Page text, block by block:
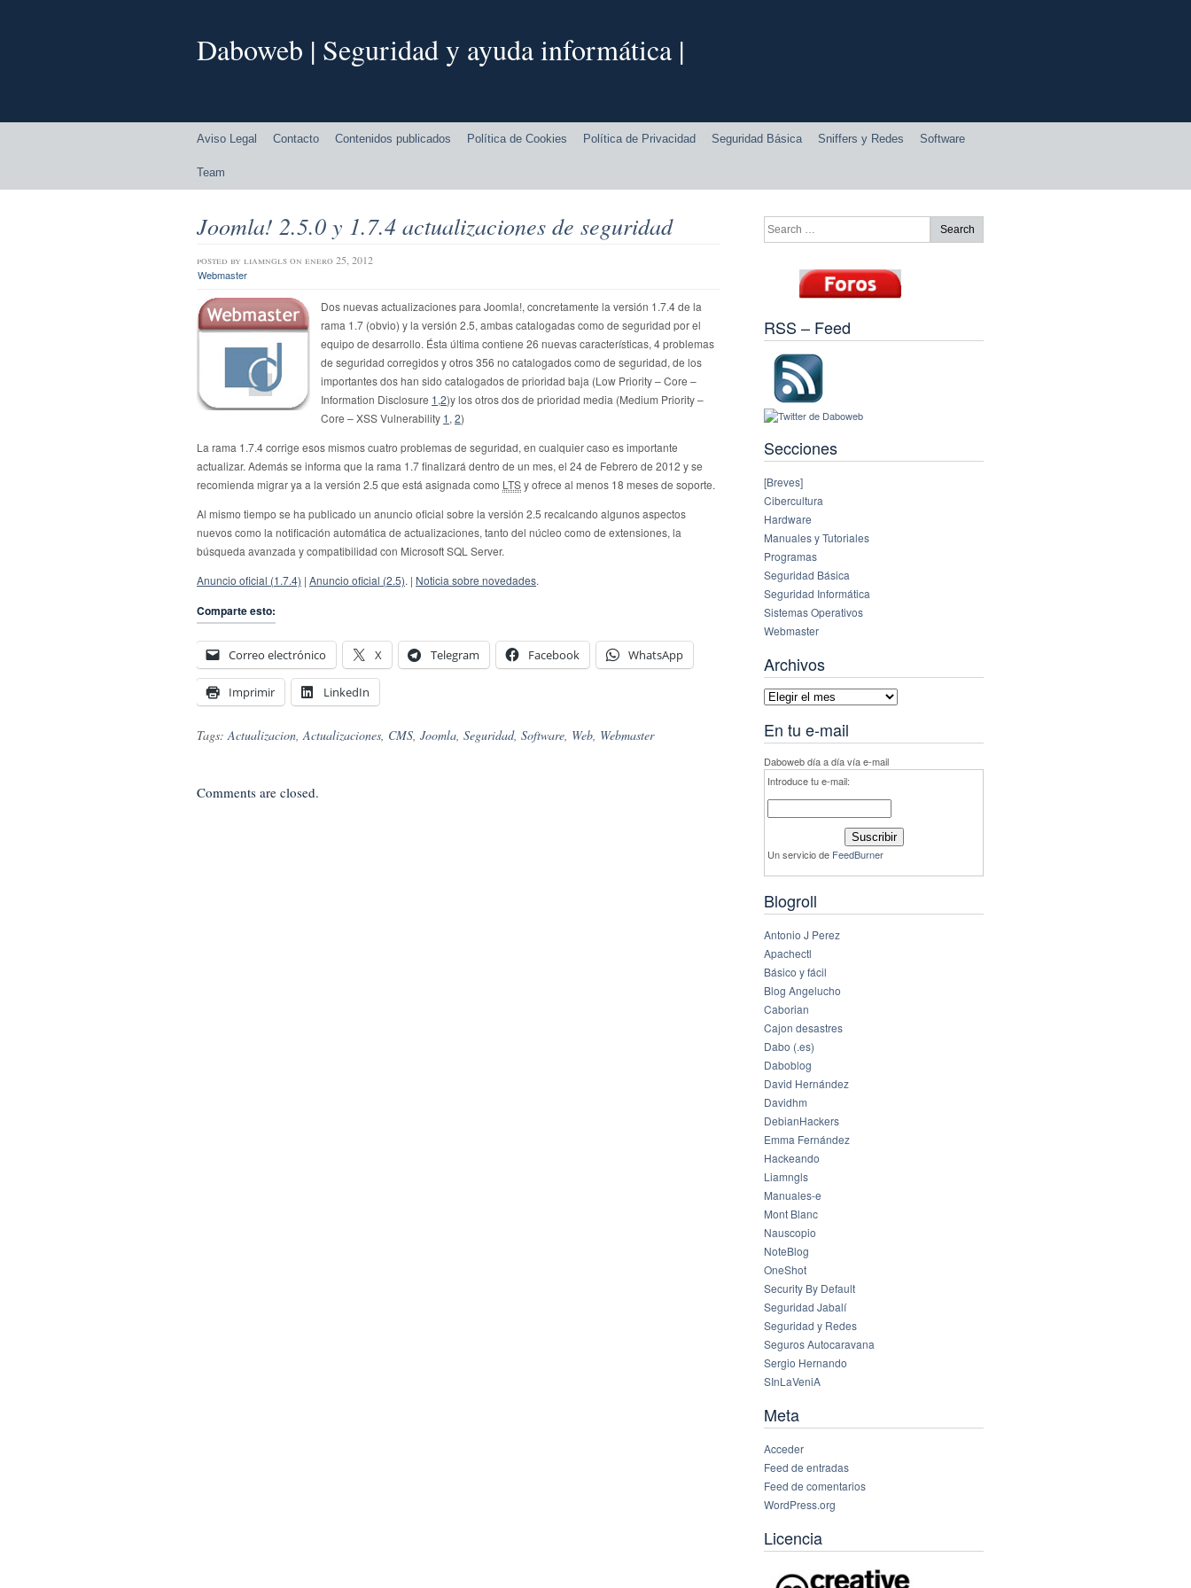
Daboweb | Seguridad y ayuda informática |
Aviso Legal Contacto Contenidos publicados Política de Cookies Política de Privacidad Seguridad Básica Sniffers y Redes Software
Team
Joomla! 2.5.0 y 1.7.4 actualizaciones de seguridad
posted by liamnglson enero 25, 2012
Webmaster
Dos nuevas actualizaciones para Joomla!, concretamente la versión 1.7.4 de la
rama 1.7 (obvio) y la versión 2.5, ambas catalogadas como de seguridad por el
equipo de desarrollo. Ésta última contiene 26 nuevas características, 4 problemas
de seguridad corregidos y otros 356 no catalogados como de seguridad, de los
importantes dos han sido catalogados de prioridad baja (Low Priority – Core –
Information Disclosure 1,2)y los otros dos de prioridad media (Medium Priority –
Core – XSS Vulnerability 1, 2)
La rama 1.7.4 corrige esos mismos cuatro problemas de seguridad, en cualquier caso es importante
actualizar. Además se informa que la rama 1.7 finalizará dentro de un mes, el 24 de Febrero de 2012 y se
recomienda migrar ya a la versión 2.5 que está asignada como LTSy ofrece al menos 18 meses de soporte.
Al mismo tiempo se ha publicado un anuncio oficial sobre la versión 2.5 recalcando algunos aspectos
nuevos como la notificación automática de actualizaciones, tanto del núcleo como de extensiones, la
búsqueda avanzada y compatibilidad con Microsoft SQL Server.
Anuncio oficial (1.7.4) | Anuncio oficial (2.5). | Noticia sobre novedades.
Comparte esto:
Correo electrónico X Telegram Facebook WhatsApp
Imprimir LinkedIn
Tags:Actualizacion,Actualizaciones, CMS, Joomla, Seguridad, Software, Web, Webmaster
Comments are closed.
RSS – Feed
Secciones
[Breves]
Cibercultura
Hardware
Manuales y Tutoriales
Programas
Seguridad Básica
Seguridad Informática
Sistemas Operativos
Webmaster
Archivos
Archivos
En tu e-mail
Daboweb día a día vía e-mail
Introduce tu e-mail:
Un servicio de FeedBurner
Blogroll
Antonio J Perez
Apachectl
Básico y fácil
Blog Angelucho
Caborian
Cajon desastres
Dabo (.es)
Daboblog
David Hernández
Davidhm
DebianHackers
Emma Fernández
Hackeando
Liamngls
Manuales-e
Mont Blanc
Nauscopio
NoteBlog
OneShot
Security By Default
Seguridad Jabalí
Seguridad y Redes
Seguros Autocaravana
Sergio Hernando
SInLaVeniA
Meta
Acceder
Feed de entradas
Feed de comentarios
WordPress.org
Licencia